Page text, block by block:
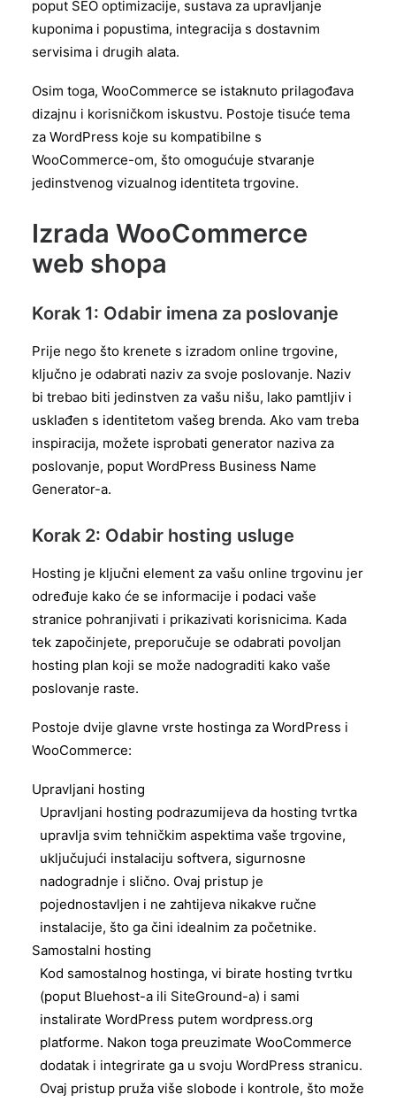
poput SEO optimizacije, sustava za upravljanje
kuponima i popustima, integracija s dostavnim
servisima i drugih alata.
Osim toga, WooCommerce se istaknuto prilagođava
dizajnu i korisničkom iskustvu. Postoje tisuće tema
za WordPress koje su kompatibilne s
WooCommerce-om, što omogućuje stvaranje
jedinstvenog vizualnog identiteta trgovine.
Izrada WooCommerce
web shopa
Korak 1: Odabir imena za poslovanje
Prije nego što krenete s izradom online trgovine,
ključno je odabrati naziv za svoje poslovanje. Naziv
bi trebao biti jedinstven za vašu nišu, lako pamtljiv i
usklađen s identitetom vašeg brenda. Ako vam treba
inspiracija, možete isprobati generator naziva za
poslovanje, poput WordPress Business Name
Generator-a.
Korak 2: Odabir hosting usluge
Hosting je ključni element za vašu online trgovinu jer
određuje kako će se informacije i podaci vaše
stranice pohranjivati i prikazivati korisnicima. Kada
tek započinjete, preporučuje se odabrati povoljan
hosting plan koji se može nadograditi kako vaše
poslovanje raste.
Postoje dvije glavne vrste hostinga za WordPress i
WooCommerce:
Upravljani hosting
Upravljani hosting podrazumijeva da hosting tvrtka
upravlja svim tehničkim aspektima vaše trgovine,
uključujući instalaciju softvera, sigurnosne
nadogradnje i slično. Ovaj pristup je
pojednostavljen i ne zahtijeva nikakve ručne
instalacije, što ga čini idealnim za početnike.
Samostalni hosting
Kod samostalnog hostinga, vi birate hosting tvrtku
(poput Bluehost-a ili SiteGround-a) i sami
instalirate WordPress putem wordpress.org
platforme. Nakon toga preuzimate WooCommerce
dodatak i integrirate ga u svoju WordPress stranicu.
Ovaj pristup pruža više slobode i kontrole, što može